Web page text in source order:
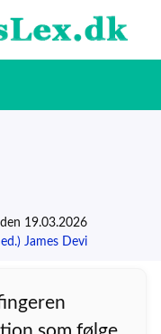
den 19.03.2026
James Devi